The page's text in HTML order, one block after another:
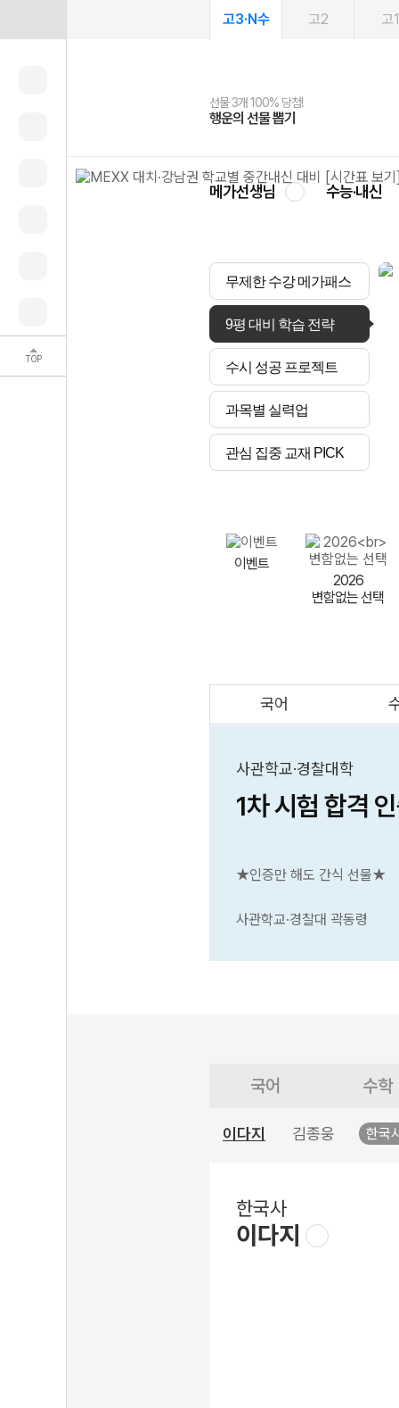
TOP
고3·N수 고2 고1
선물 3개 100% 당첨!
행운의 선물 뽑기
선물 100% 증정!
메가스터디 X 올리브
2027 러셀 단과
강사 공개선발
스마트러닝앱
설문 EVENT
메가패스
3일 무료 체험권
메가패스 수강생 무료혜택!
메가클럽 멤버십
사회공헌 캠페인
희망이룸 메가나눔
메가선생님 수능·내신
무제한 수강 메가패스
9평 대비 학습 전략
수시 성공 프로젝트
과목별 실력업
관심 집중 교재 PICK
이벤트
2026
변함없는 선택
국어
사관학교·경찰대학
1차 시험 합격
★인증만 해도 간식 선물★
사관학교·경찰대 곽동령
국어 수학
이다지 김종웅 한국
한국사
이다지